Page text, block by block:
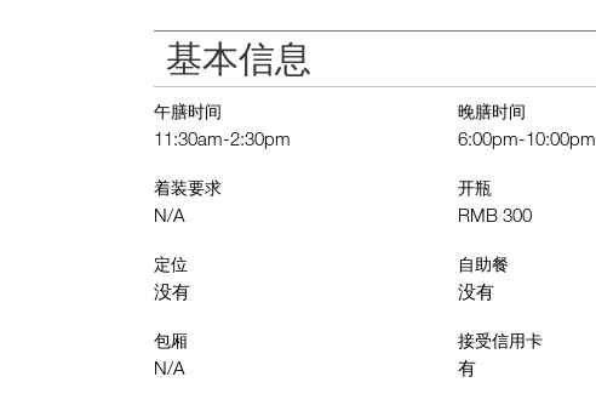
基本信息
午膳时间
11:30am-2:30pm
晚膳时间
6:00pm-10:00pm
着装要求
N/A
开瓶
RMB 300
定位
没有
自助餐
没有
包厢
N/A
接受信用卡
有